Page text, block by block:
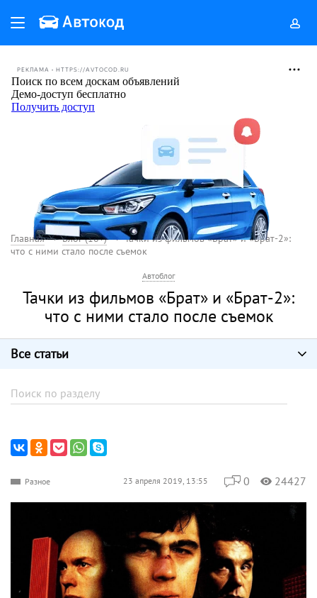
РЕКЛАМА • HTTPS://AVTOCOD.RU
Главная Блог (18+)
Тачки из фильмов «Брат» и «Брат-2»:
что с ними стало после съемок
Автоблог
Тачки из фильмов «Брат» и «Брат-2»:
что с ними стало после съемок
Все статьи
Разное 23 апреля 2019, 13:55 0 24427